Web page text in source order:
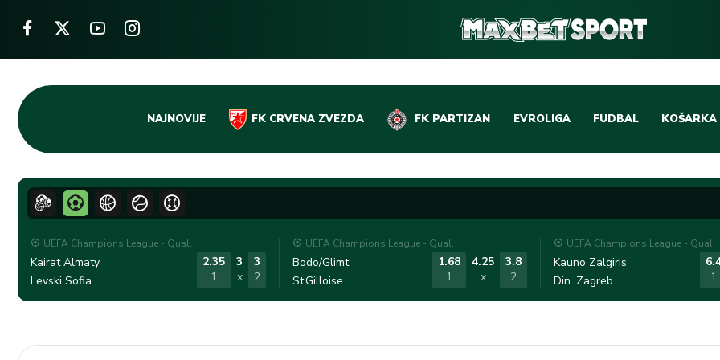
Skip
content
NAJNOVIJE FK CRVENA ZVEZDA FK PARTIZAN EVROLIGA FUDBAL
DOMAĆI FUDBAL
LIGE PETICE
OSTALE LIGE
KOŠARKA
EVROLIGA
ABA LIGA
UEFA Champions League - Qual.
Kairat Almaty
Levski Sofia
2.35
1
3
x
3
2
UEFA Champions League - Qual.
Bodo/Glimt
St.Gilloise
1.68
1
4.25
x
3.8
2
UEFA Champions League - Qual.
Kauno Zalgiris
Din. Zagreb
1